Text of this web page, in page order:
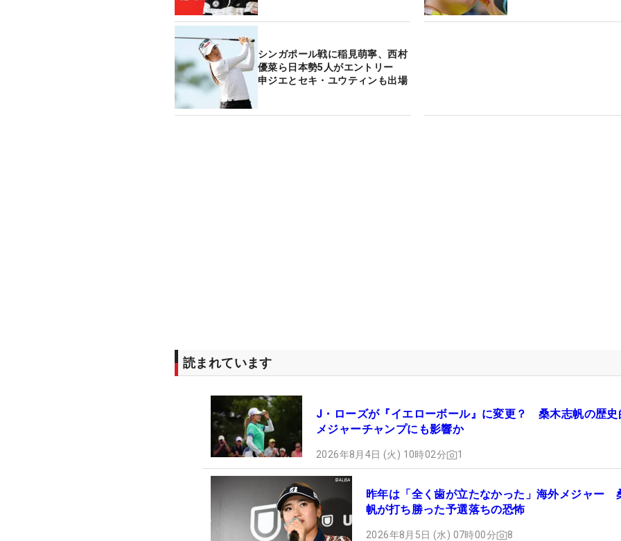
シンガポール戦に稲見萌寧、西村
優菜ら日本勢5人がエントリー
申ジエとセキ・ユウティンも出場
読まれています
J・ローズが『イエローボール』に変更？ 桑木志帆の歴史
メジャーチャンプにも影響か
2026年8月4日 (火) 10時02分 1
昨年は「全く歯が立たなかった」海外メジャー
帆が打ち勝った予選落ちの恐怖
2026年8月5日 (水) 07時00分 8